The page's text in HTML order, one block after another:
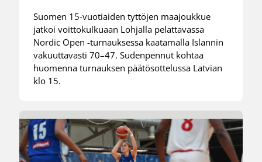
Suomen 15-vuotiaiden tyttöjen maajoukkue
jatkoi voittokulkuaan Lohjalla pelattavassa
Nordic Open -turnauksessa kaatamalla Islannin
vakuuttavasti 70–47. Sudenpennut kohtaa
huomenna turnauksen päätösottelussa Latvian
klo 15.